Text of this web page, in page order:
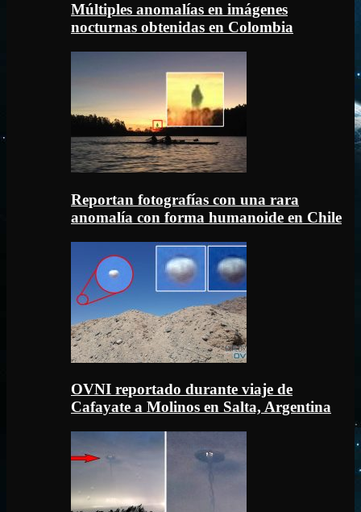
Múltiples anomalías en imágenes
nocturnas obtenidas en Colombia
Reportan fotografías con una rara
anomalía con forma humanoide en Chile
OVNI reportado durante viaje de
Cafayate a Molinos en Salta, Argentina